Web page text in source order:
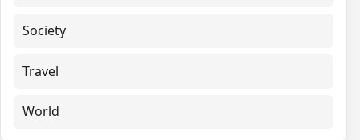
Society
Travel
World